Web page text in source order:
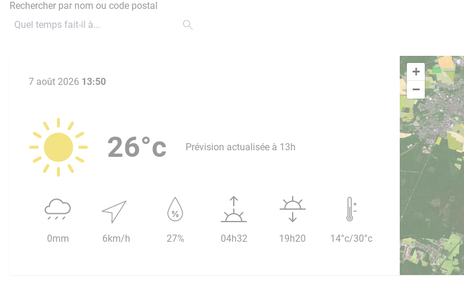
Rechercher par nom ou code postal
+
−
7 août 2026 13:50
26°c Prévision actualisée à 13h
0mm 6km/h 27% 04h32 19h20 14°c/30°c